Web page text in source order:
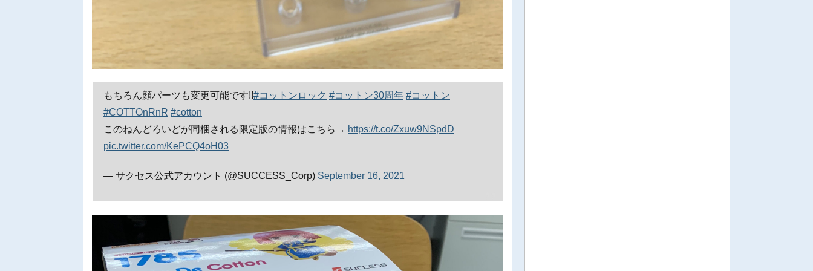
もちろん顔パーツも変更可能です!!#コットンロック #コットン30周年 #コットン
#COTTOnRnR #cotton
このねんどろいどが同梱される限定版の情報はこちら→ https://t.co/Zxuw9NSpdD
pic.twitter.com/KePCQ4oH03
— サクセス公式アカウント (@SUCCESS_Corp) September 16, 2021